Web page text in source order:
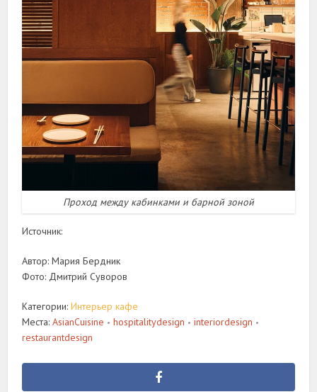
Проход между кабинками и барной зоной
Источник:
Автор: Мария Бердник
Фото: Дмитрий Суворов
Категории:Интерьер кафе
Места:AsianCuisine • hospitalitydesign • interiordesign •
restaurantdesign